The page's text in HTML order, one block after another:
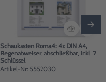
Schaukasten Roma4: 4x DIN A4,
Regenabweiser, abschließbar, inkl. 2
Schlüssel
Artikel-Nr: 5552030